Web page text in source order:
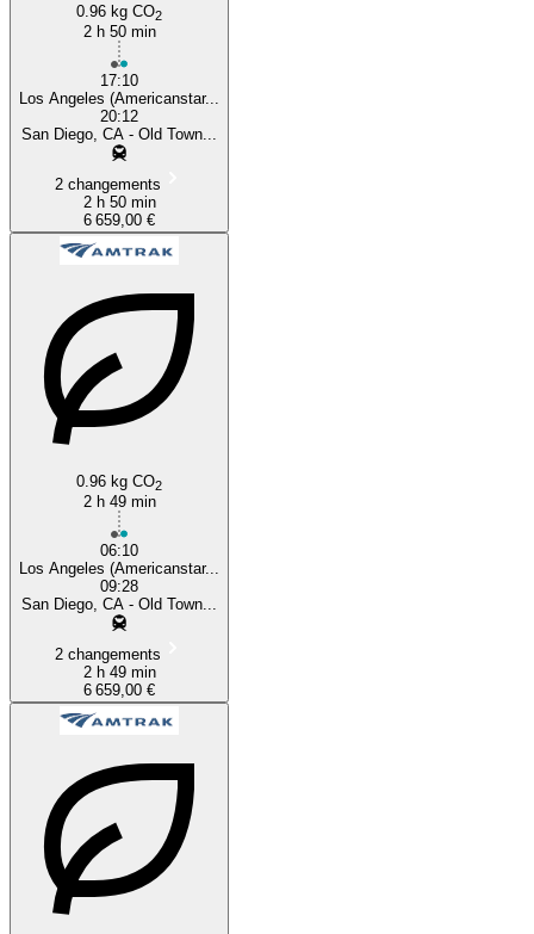
0.96 kg CO2
2 h 50 min
17:10
Los Angeles (Americanstar...
20:12
San Diego, CA - Old Town...
2 changements
2 h 50 min
6 659,00 €
0.96 kg CO2
2 h 49 min
06:10
Los Angeles (Americanstar...
09:28
San Diego, CA - Old Town...
2 changements
2 h 49 min
6 659,00 €